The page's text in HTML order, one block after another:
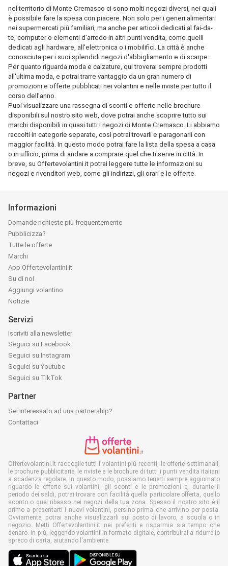
nel territorio di Monte Cremasco ci sono molti negozi diversi, nei quali
è possibile fare la spesa con piacere. Non solo per i generi alimentari
nei supermercati più familiari, ma anche per articoli dedicati al fai-da-
te, computer o elementi d'arredo in altri punti vendita, come quelli
dedicati agli hardware, all'elettronica o i mobilifici. La città è anche
conosciuta per i suoi splendidi negozi d'abbigliamento e di scarpe.
Per quanto riguarda moda e calzature, qui troverai sempre prodotti
all'ultima moda, e potrai trarre vantaggio da un gran numero di
promozioni e offerte pubblicati nei volantini e nelle riviste per tutto il
corso dell'anno.
Puoi visualizzare una rassegna di sconti e offerte nelle brochure
disponibili sul nostro sito web, dove potrai anche scoprire tutto sui
marchi disponibili in quasi tutti i negozi di Monte Cremasco. Li abbiamo
raccolti in categorie separate, così potrai trovarli e paragonarli con
maggior facilità. In questo modo potrai fare la lista della spesa a casa
o in ufficio, prima di andare a comprare quel che ti serve in città. In
breve, su Offertevolantini.it potrai leggere tutte le informazioni su
negozi e rivenditori web, come gli indirizzi, gli orari e le offerte.
Informazioni
Domande richieste più frequentemente
Pubblicizza?
Tutte le offerte
Marchi
App Offertevolantini.it
Su di noi
Aggiungi volantino
Notizie
Servizi
Iscriviti alla newsletter
Seguici su Facebook
Seguici su Instagram
Seguici su Youtube
Seguici su TikTok
Partner
Sei interessato ad una partnership?
Contattaci
Offertevolantini.it raccoglie tutti i volantini più recenti, le offerte settimanali,
le brochure pubblicitarie, le riviste e le brochure di tutti i punti vendita italiani
a scadenza regolare. In questo modo, possiamo tenerti sempre aggiornato
riguardo le offerte sui volantini, gli sconti e le promozioni e, durante il
periodo dei saldi, potrai trovare con facilità quella particolare offerta, quello
sconto o quel ribasso nei negozi della tua zona. Spesso il nostro sito è il
primo a presentarti i nuovi volantini, persino prima che arrivino per posta.
Ovviamente, potrai anche visualizzarli sul posto di lavoro, a scuola o in
negozio. Metti Offertevolantini.it nei preferiti e risparmia sia tempo che
denaro. In più, leggendo volantini in formato digitale, contribuirai a ridurre lo
spreco di carta, aiutando l'ambiente.